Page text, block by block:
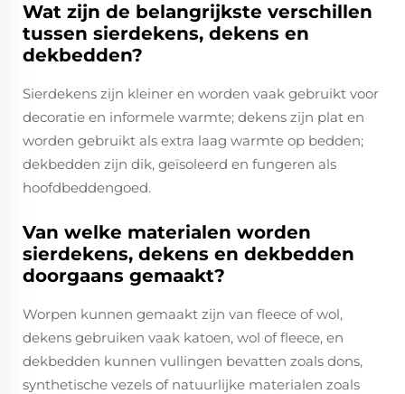
Wat zijn de belangrijkste verschillen
tussen sierdekens, dekens en
dekbedden?
Sierdekens zijn kleiner en worden vaak gebruikt voor
decoratie en informele warmte; dekens zijn plat en
worden gebruikt als extra laag warmte op bedden;
dekbedden zijn dik, geïsoleerd en fungeren als
hoofdbeddengoed.
Van welke materialen worden
sierdekens, dekens en dekbedden
doorgaans gemaakt?
Worpen kunnen gemaakt zijn van fleece of wol,
dekens gebruiken vaak katoen, wol of fleece, en
dekbedden kunnen vullingen bevatten zoals dons,
synthetische vezels of natuurlijke materialen zoals